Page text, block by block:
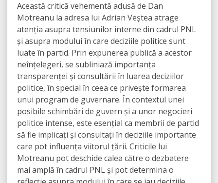
Această critică vehementă adusă de Dan
Motreanu la adresa lui Adrian Veștea atrage
atenția asupra tensiunilor interne din cadrul PNL
și asupra modului în care deciziile politice sunt
luate în partid. Prin expunerea publică a acestor
neînțelegeri, se subliniază importanța
transparenței și consultării în luarea deciziilor
politice, în special în ceea ce privește formarea
unui program de guvernare. În contextul unei
posibile schimbări de guvern și a unor negocieri
politice intense, este esențial ca membrii de partid
să fie implicați și consultați în deciziile importante
care pot influența viitorul țării. Criticile lui
Motreanu pot deschide calea către o dezbatere
mai amplă în cadrul PNL și pot determina o